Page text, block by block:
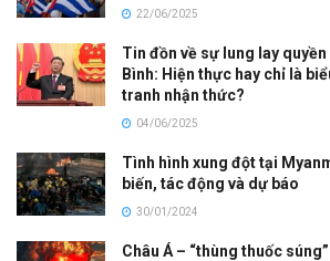
22/06/2025
Tin đồn về sự lung lay
Bình: Hiện thực hay chỉ là
tranh nhận thức?
04/06/2025
Tình hình xung đột tại
biến, tác động và dự báo
30/01/2024
Châu Á – “thùng thuốc